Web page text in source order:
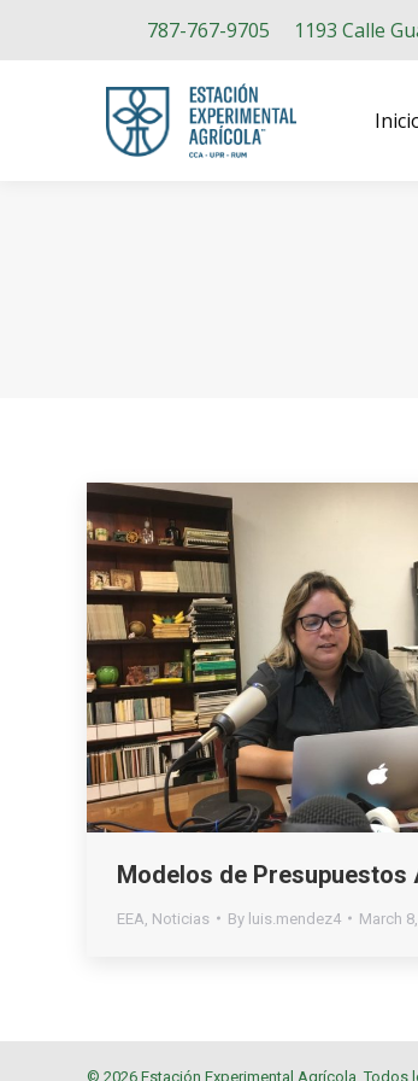
787-767-9705 1193 Calle
Modelos de Presupuestos
EEA Noticias By luis.mendez4 March
© 2026 Estación Experimental Agrícola. Todos